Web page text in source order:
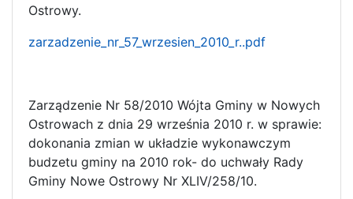
Ostrowy.
zarzadzenie_nr_57_wrzesien_2010_r..pdf
Zarządzenie Nr 58/2010 Wójta Gminy w Nowych
Ostrowach z dnia 29 września 2010 r. w sprawie:
dokonania zmian w układzie wykonawczym
budzetu gminy na 2010 rok- do uchwały Rady
Gminy Nowe Ostrowy Nr XLIV/258/10.